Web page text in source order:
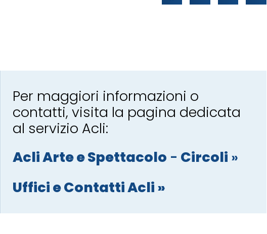
Per maggiori informazioni o
contatti, visita la pagina dedicata
al servizio Acli:
Acli Arte e Spettacolo - Circoli »
Uffici e Contatti Acli »